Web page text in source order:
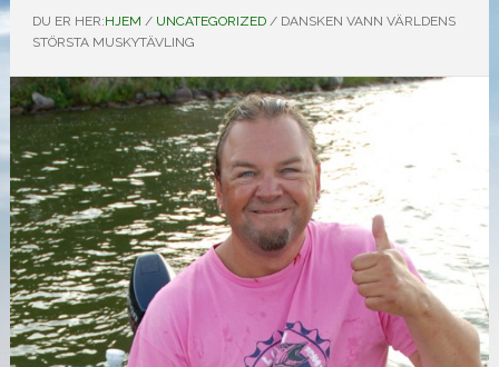
DU ER HER:HJEM / UNCATEGORIZED /DANSKEN VANN VÄRLDENS
STÖRSTA MUSKYTÄVLING